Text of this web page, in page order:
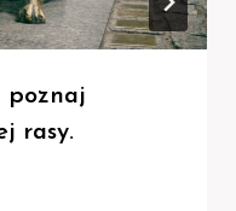
poznaj
rasy.